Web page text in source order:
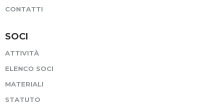
CONTATTI
SOCI
ATTIVITÀ
ELENCO SOCI
MATERIALI
STATUTO